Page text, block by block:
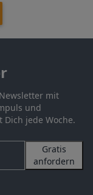
mit
und
jede Woche.
Gratis
anfordern